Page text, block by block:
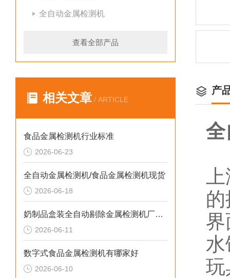
全自动金属检测机
查看全部产品
相关文章 / ARTICLE
食品金属检测机行业标准
2026-06-23
全自动金属检测机/食品金属检测机现货
2026-06-18
奶制品盒装全自动剔除金属检测机厂家生产
2026-06-11
数字式食品金属检测机有哪家好
2026-06-10
产
全
玩